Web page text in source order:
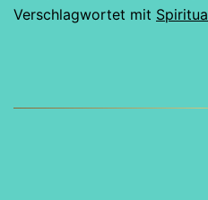
Verschlagwortet mit